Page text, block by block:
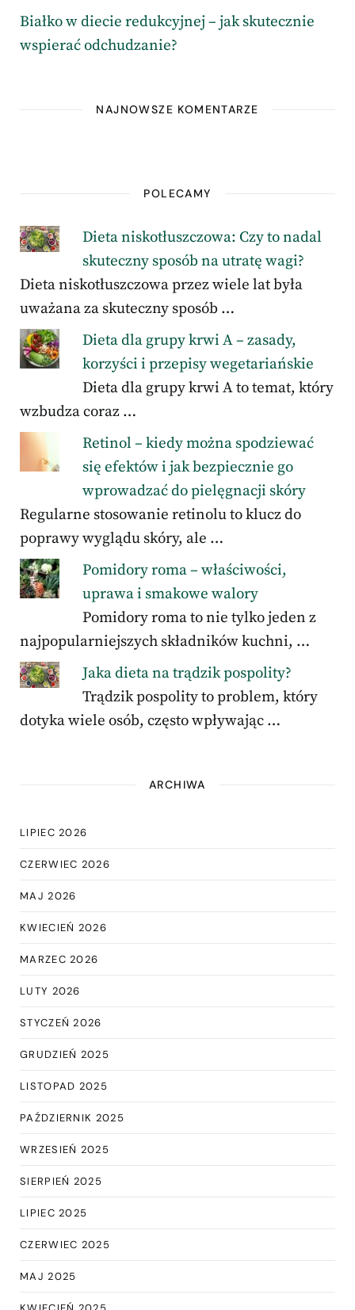
Białko w diecie redukcyjnej – jak skutecznie
wspierać odchudzanie?
NAJNOWSZE KOMENTARZE
POLECAMY
Dieta niskotłuszczowa: Czy to nadal
skuteczny sposób na utratę wagi?
Dieta niskotłuszczowa przez wiele lat była
uważana za skuteczny sposób …
Dieta dla grupy krwi A – zasady,
korzyści i przepisy wegetariańskie
Dieta dla grupy krwi A to temat, który
wzbudza coraz …
Retinol – kiedy można spodziewać
się efektów i jak bezpiecznie go
wprowadzać do pielęgnacji skóry
Regularne stosowanie retinolu to klucz do
poprawy wyglądu skóry, ale …
Pomidory roma – właściwości,
uprawa i smakowe walory
Pomidory roma to nie tylko jeden z
najpopularniejszych składników kuchni, …
Jaka dieta na trądzik pospolity?
Trądzik pospolity to problem, który
dotyka wiele osób, często wpływając …
ARCHIWA
LIPIEC 2026
CZERWIEC 2026
MAJ 2026
KWIECIEŃ 2026
MARZEC 2026
LUTY 2026
STYCZEŃ 2026
GRUDZIEŃ 2025
LISTOPAD 2025
PAŹDZIERNIK 2025
WRZESIEŃ 2025
SIERPIEŃ 2025
LIPIEC 2025
CZERWIEC 2025
MAJ 2025